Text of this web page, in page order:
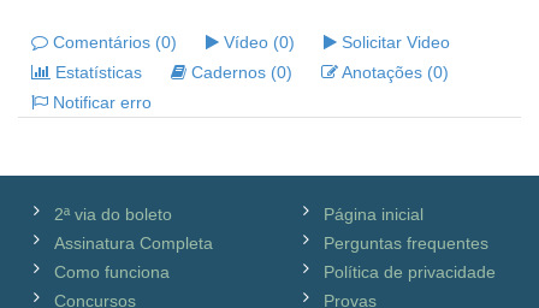
Comentários (0) Vídeo (0)
Solicitar Video
Estatísticas
Cadernos (0)
Anotações (0)
Notificar erro
2ª via do boleto
Assinatura Completa
Como funciona
Concursos
Página inicial
Perguntas frequentes
Política de privacidade
Provas